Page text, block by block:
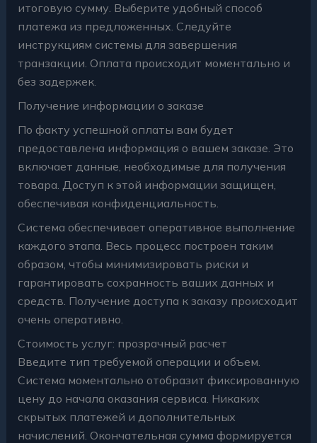
итоговую сумму. Выберите удобный способ
платежа из предложенных. Следуйте
инструкциям системы для завершения
транзакции. Оплата происходит моментально и
без задержек.
Получение информации о заказе
По факту успешной оплаты вам будет
предоставлена информация о вашем заказе. Это
включает данные, необходимые для получения
товара. Доступ к этой информации защищен,
обеспечивая конфиденциальность.
Система обеспечивает оперативное выполнение
каждого этапа. Весь процесс построен таким
образом, чтобы минимизировать риски и
гарантировать сохранность ваших данных и
средств. Получение доступа к заказу происходит
очень оперативно.
Стоимость услуг: прозрачный расчет
Введите тип требуемой операции и объем.
Система моментально отобразит фиксированную
цену до начала оказания сервиса. Никаких
скрытых платежей и дополнительных
начислений. Окончательная сумма формируется